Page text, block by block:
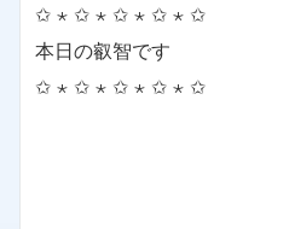
✩ ⋆ ✩ ⋆ ✩ ⋆ ✩ ⋆ ✩
本日の叡智です
✩ ⋆ ✩ ⋆ ✩ ⋆ ✩ ⋆ ✩